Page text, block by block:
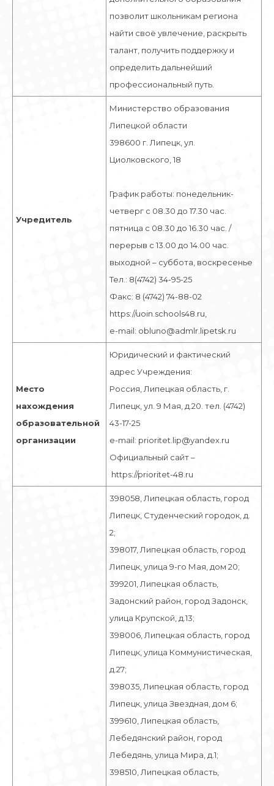
позволит школьникам региона
найти своё увлечение, раскрыть
талант, получить поддержку и
определить дальнейший
профессиональный путь.
Учредитель
Министерство образования
Липецкой области
398600 г. Липецк, ул.
Циолковского, 18
График работы: понедельник-
четверг с 08.30 до 17.30 час.
пятница с 08.30 до 16.30 час. /
перерыв с 13.00 до 14.00 час.
выходной – суббота, воскресенье
Тел.: 8(4742) 34-95-25
Факс: 8 (4742) 74-88-02
https://uoin.schools48.ru,
e-mail: obluno@admlr.lipetsk.ru
Место
нахождения
образовательной
организации
Юридический и фактический
адрес Учреждения:
Россия, Липецкая область, г.
Липецк, ул. 9 Мая, д.20. тел. (4742)
43-17-25
e-mail: prioritet.lip@yandex.ru
Официальный сайт –
https://prioritet-48.ru
398058, Липецкая область, город
Липецк, Студенческий городок, д.
2;
398017, Липецкая область, город
Липецк, улица 9-го Мая, дом 20;
399201, Липецкая область,
Задонский район, город Задонск,
улица Крупской, д.13;
398006, Липецкая область, город
Липецк, улица Коммунистическая,
д.27;
398035, Липецкая область, город
Липецк, улица Звездная, дом 6;
399610, Липецкая область,
Лебедянский район, город
Лебедянь, улица Мира, д.1;
398510, Липецкая область,